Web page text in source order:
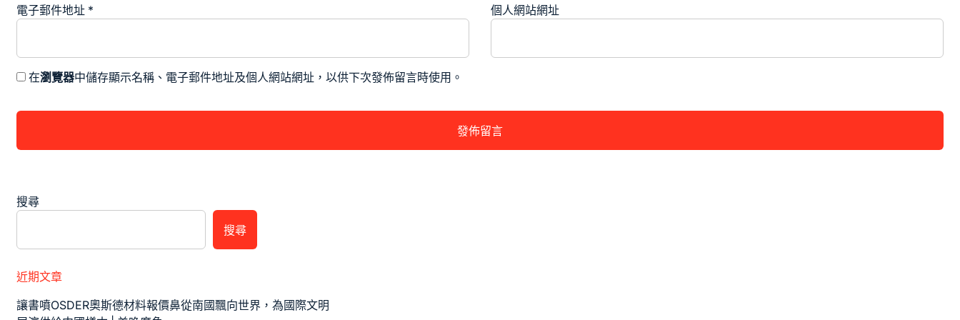
電子郵件地址 * 個人網站網址
在瀏覽器中儲存顯示名稱、電子郵件地址及個人網站網址，以供下次發佈留言時使用。
搜尋
搜尋
近期文章
讓書噴OSDER奧斯德材料報價鼻從南國飄向世界，為國際文明